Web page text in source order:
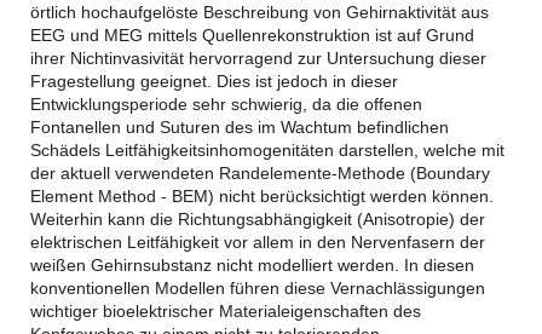
örtlich hochaufgelöste Beschreibung von Gehirnaktivität aus
EEG und MEG mittels Quellenrekonstruktion ist auf Grund
ihrer Nichtinvasivität hervorragend zur Untersuchung dieser
Fragestellung geeignet. Dies ist jedoch in dieser
Entwicklungsperiode sehr schwierig, da die offenen
Fontanellen und Suturen des im Wachtum befindlichen
Schädels Leitfähigkeitsinhomogenitäten darstellen, welche mit
der aktuell verwendeten Randelemente-Methode (Boundary
Element Method - BEM) nicht berücksichtigt werden können.
Weiterhin kann die Richtungsabhängigkeit (Anisotropie) der
elektrischen Leitfähigkeit vor allem in den Nervenfasern der
weißen Gehirnsubstanz nicht modelliert werden. In diesen
konventionellen Modellen führen diese Vernachlässigungen
wichtiger bioelektrischer Materialeigenschaften des